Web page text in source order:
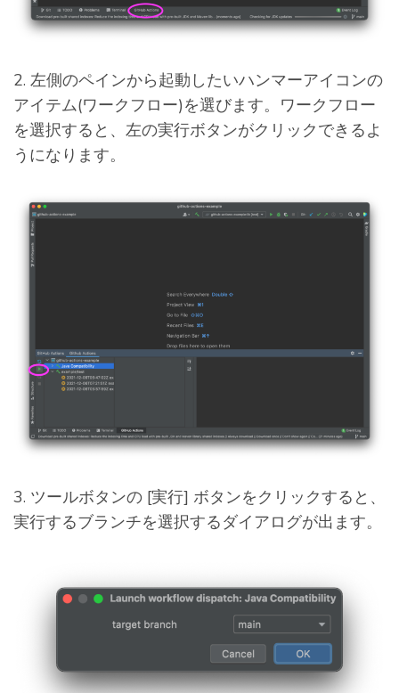
2. 左側のペインから起動したいハンマーアイコンの
アイテム(ワークフロー)を選びます。ワークフロー
を選択すると、左の実行ボタンがクリックできるよ
うになります。
3. ツールボタンの [実行] ボタンをクリックすると、
実行するブランチを選択するダイアログが出ます。